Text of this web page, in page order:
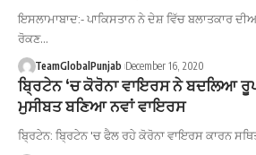
ਇਸਲਾਮਾਬਾਦ:- ਪਾਕਿਸਤਾਨ ਨੇ ਦੇਸ਼ ਵਿੱਚ ਬਲਾਤਕਾਰ
ਰੋਕਣ…
TeamGlobalPunjab December 16, 2020
ਬ੍ਰਿਟੇਨ ‘ਚ ਕੋਰੋਨਾ ਵਾਇਰਸ ਨੇ ਬਦਲਿਆ
ਮੁਸੀਬਤ ਬਣਿਆ ਨਵਾਂ ਵਾਇਰਸ
ਬ੍ਰਿਟੇਨ: ਬ੍ਰਿਟੇਨ 'ਚ ਫੈਲ ਰਹੇ ਕੋਰੋਨਾ ਵਾਇਰਸ ਕਾਰਨ